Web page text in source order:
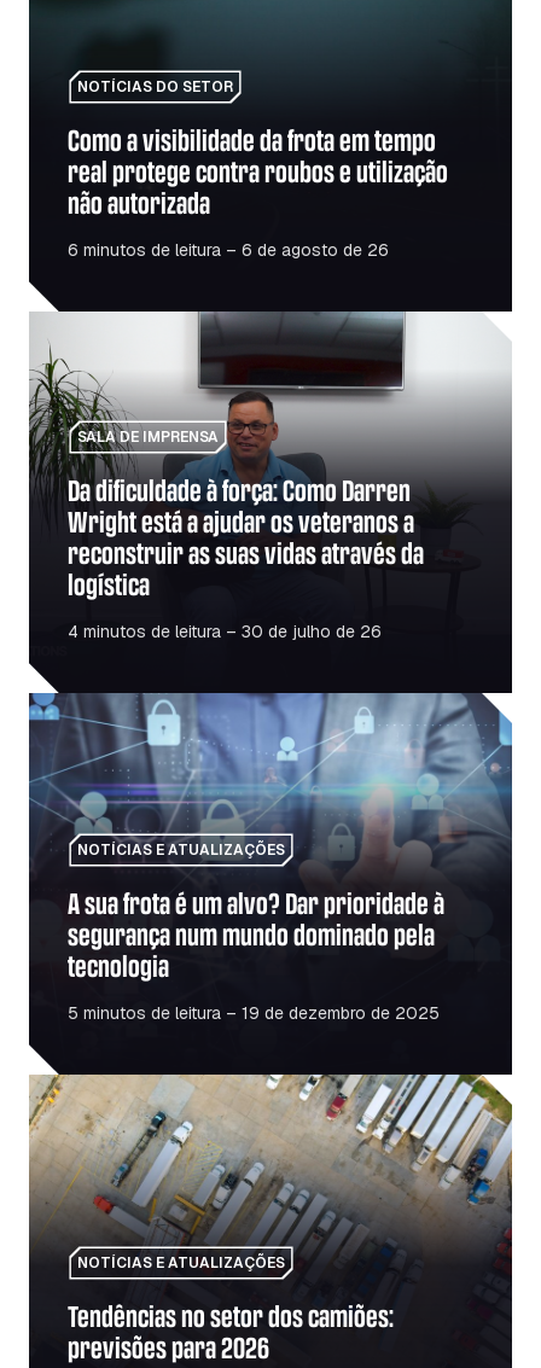
NOTÍCIAS DO SETOR
Como a visibilidade da frota em tempo
real protege contra roubos e utilização
não autorizada
6 minutos de leitura – 6 de agosto de 26
Da dificuldade à força: Como Darren Wright está a
SALA DE IMPRENSA
Da dificuldade à força: Como Darren
Wright está a ajudar os veteranos a
reconstruir as suas vidas através da
logística
4 minutos de leitura – 30 de julho de 26
A sua frota é um alvo? Dar prioridade à segurança num
NOTÍCIAS E ATUALIZAÇÕES
A sua frota é um alvo? Dar prioridade à
segurança num mundo dominado pela
tecnologia
5 minutos de leitura – 19 de dezembro de 2025
Tendências no setor dos camiões: previsões para 2026
NOTÍCIAS E ATUALIZAÇÕES
Tendências no setor dos camiões:
previsões para 2026